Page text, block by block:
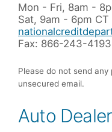
Mon - Fri, 8am -
Sat, 9am - 6pm CT
Fax: 866-243-4193
Please do not send
unsecured email.
Auto